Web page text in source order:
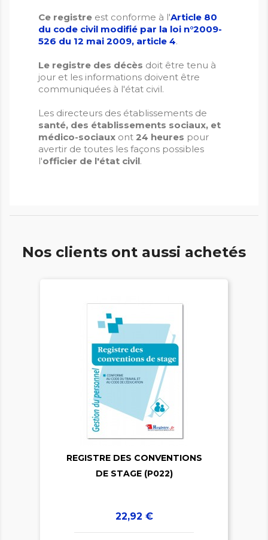
Ce registre est conforme à l'Article 80
du code civil modifié par la loi n°2009-
526 du 12 mai 2009, article 4.
Le registre des décès doit être tenu à
jour et les informations doivent être
communiquées à l'état civil.
Les directeurs des établissements de
santé, des établissements sociaux, et
médico-sociaux ont 24 heures pour
avertir de toutes les façons possibles
l'officier de l'état civil.
Nos clients ont aussi achetés


REGISTRE DES CONVENTIONS
DE STAGE (P022)
Prix
22,92 €